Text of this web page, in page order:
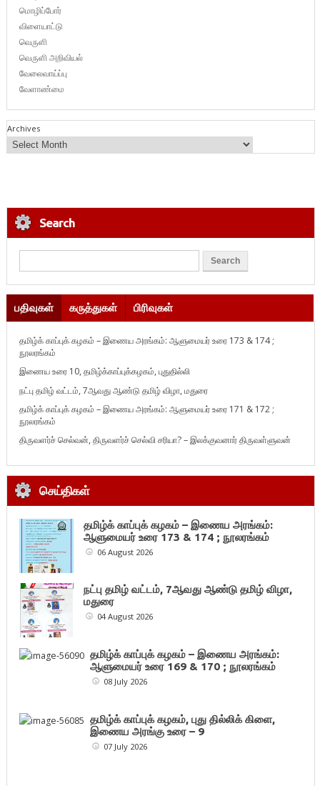
மொழிப்போர்
விளையாட்டு
வெருளி
வெருளி அறிவியல்
வேலைவாய்ப்பு
வேளாண்மை
Archives
Search
பதிவுகள் கருத்துகள் பிரிவுகள்
தமிழ்க் காப்புக் கழகம் – இணைய அரங்கம்: ஆளுமையர் உரை 173 & 174 ;
நூலரங்கம்
இணைய உரை 10, தமிழ்க்காப்புக்கழகம், புதுதில்லி
நட்பு தமிழ் வட்டம், 7ஆவது ஆண்டு தமிழ் விழா, மதுரை
தமிழ்க் காப்புக் கழகம் – இணைய அரங்கம்: ஆளுமையர் உரை 171 & 172 ;
நூலரங்கம்
திருவளர்ச் செல்வன், திருவளர்ச் செல்வி சரியா? – இலக்குவனார் திருவள்ளுவன்
செய்திகள்
தமிழ்க் காப்புக் கழகம் – இணைய அரங்கம்:
ஆளுமையர் உரை 173 & 174 ; நூலரங்கம்
06 August 2026
நட்பு தமிழ் வட்டம், 7ஆவது ஆண்டு தமிழ் விழா,
மதுரை
04 August 2026
தமிழ்க் காப்புக் கழகம் – இணைய அரங்கம்:
ஆளுமையர் உரை 169 & 170 ; நூலரங்கம்
08 July 2026
தமிழ்க் காப்புக் கழகம், புது தில்லிக் கிளை,
இணைய அரங்கு உரை – 9
07 July 2026